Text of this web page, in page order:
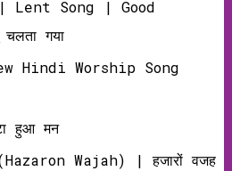
Lent Song | Good
गया
Hindi Worship Song
हुआ मन
Wajah) | हजारों वजह